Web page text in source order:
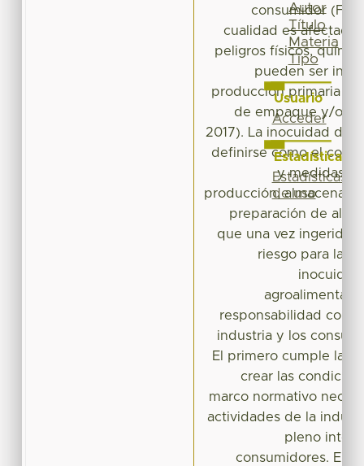
consumidor
cualidad es afectada
peligros físicos,
pueden ser
producción primaria
de empaque y/o
2017). La inocuidad de
definirse como el
y medidas
producción,
preparación de
que una vez
riesgo para la
responsabilidad
industria y los
El primero cumple la
crear las
marco normativo
actividades de la
pleno
consumidores. En
Autor
Título
Materia
Tipo
Usuario
Acceder
Estadísticas
Estadísticas
de uso